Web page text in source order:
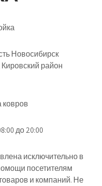
Новосибирск
район
ковров
до 20:00
исключительно в
посетителям
и компаний. Не